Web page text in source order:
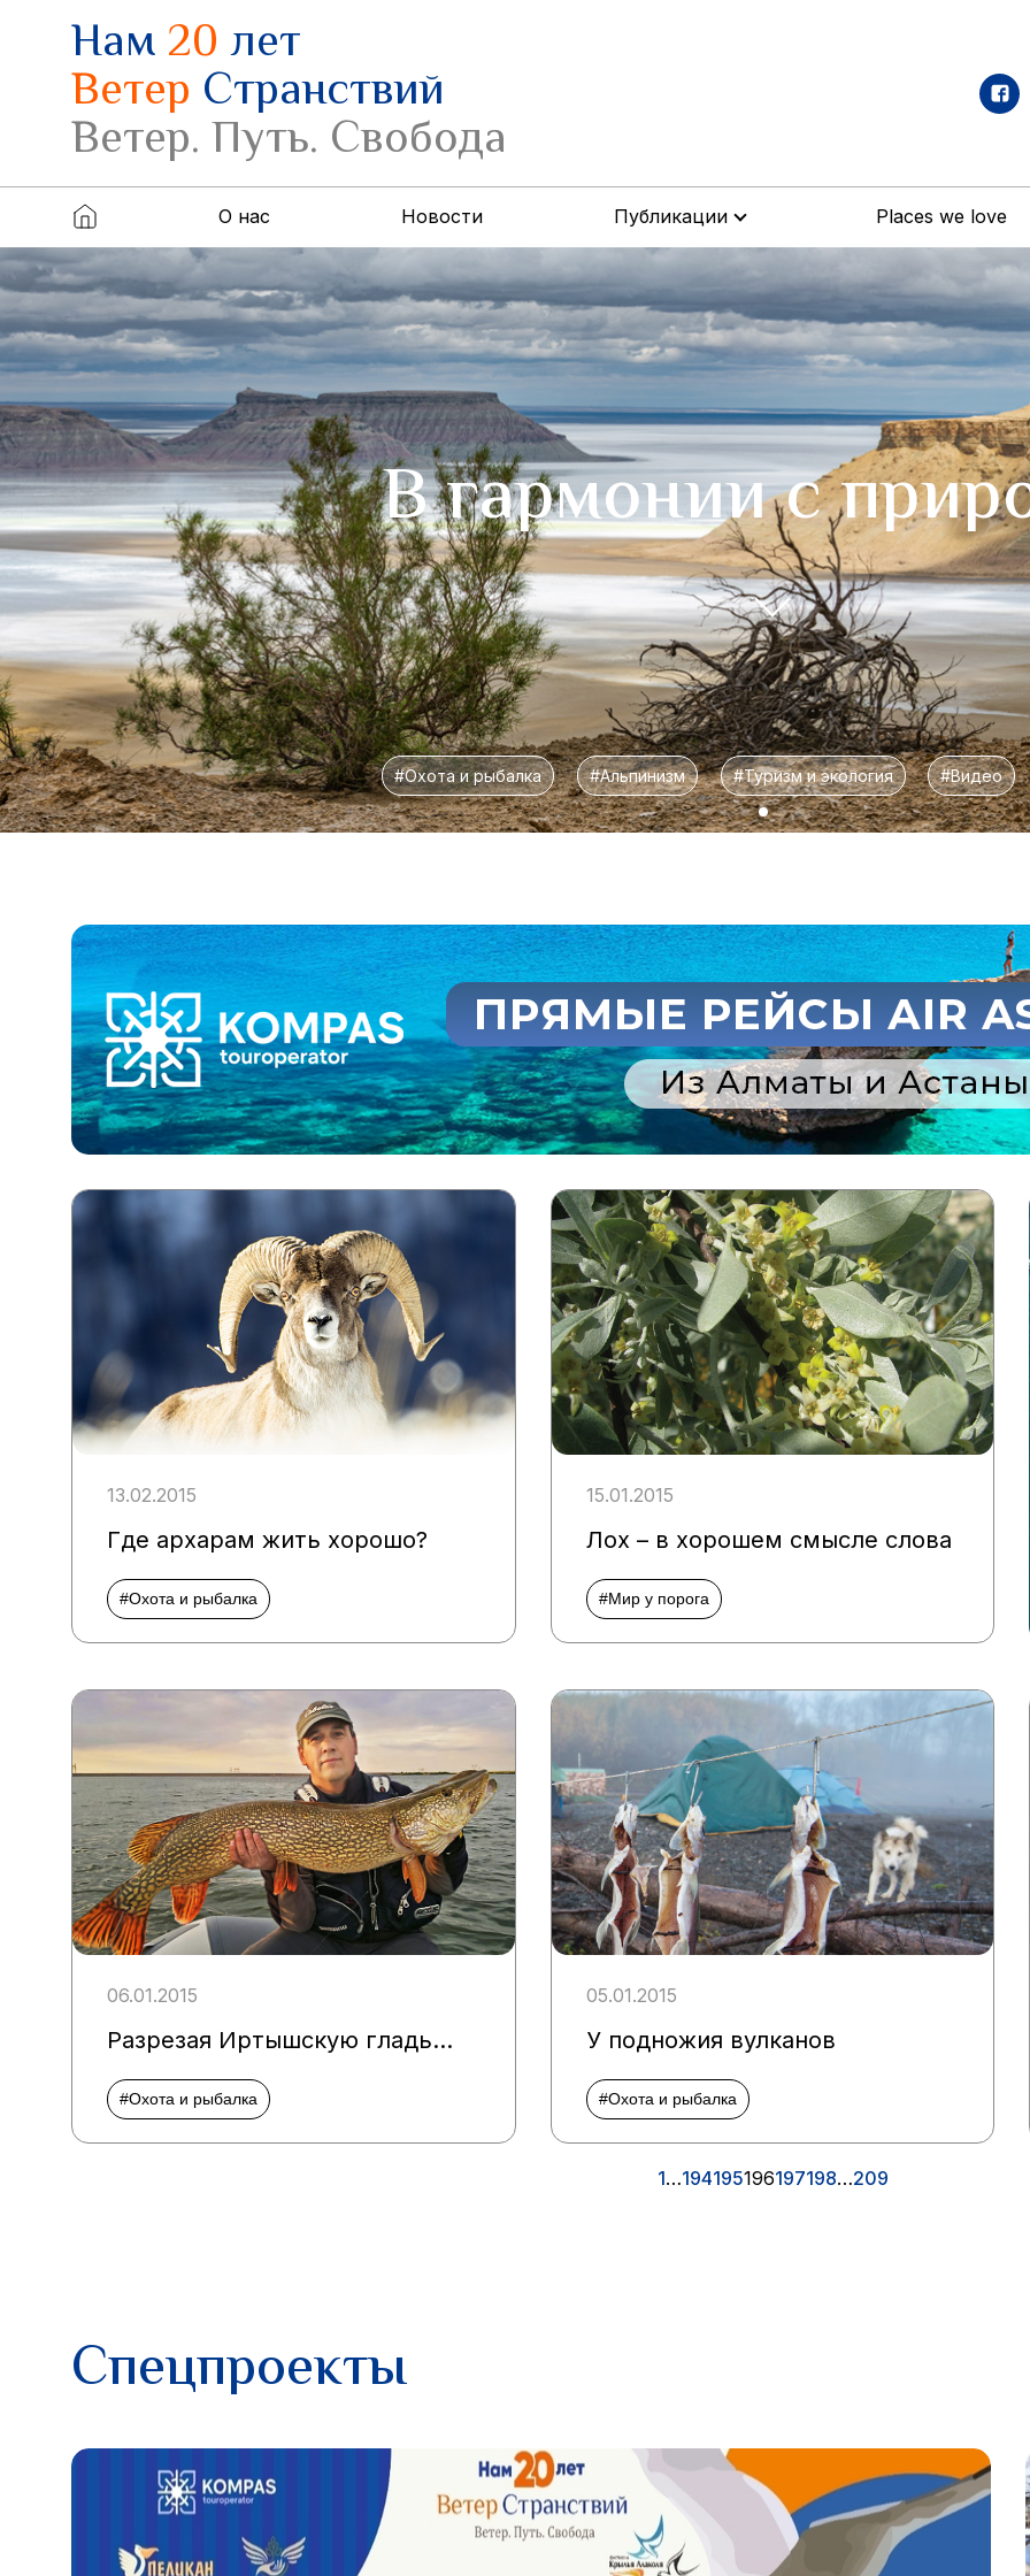
Нам20лет
Ветер Странствий
Ветер. Путь. Свобода
О нас Новости Публикации Places we love
В гармонии с
#Охота и рыбалка #Альпинизм #Туризм и экология #Видео
13.02.2015
Где архарам жить хорошо?
#Охота и рыбалка
15.01.2015
Лох – в хорошем смысле слова
#Мир у порога
06.01.2015
Разрезая Иртышскую гладь…
#Охота и рыбалка
05.01.2015
У подножия вулканов
#Охота и рыбалка
1…194195196197198…209
Спецпроекты